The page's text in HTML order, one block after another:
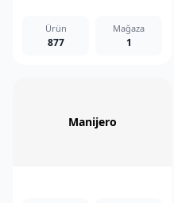
Ürün
877
Mağaza
1
Manijero